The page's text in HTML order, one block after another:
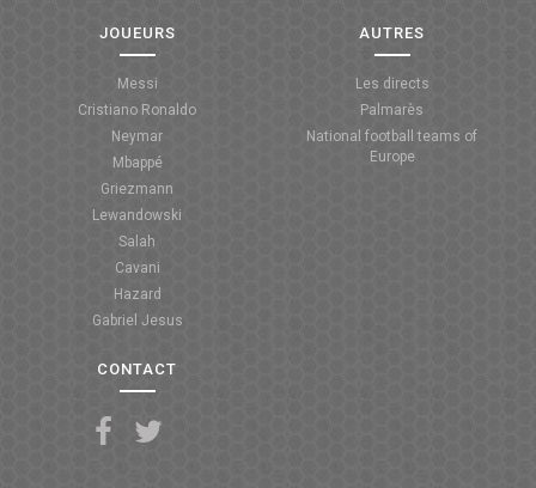
JOUEURS
Messi
Cristiano Ronaldo
Neymar
Mbappé
Griezmann
Lewandowski
Salah
Cavani
Hazard
Gabriel Jesus
AUTRES
Les directs
Palmarès
National football teams of
Europe
CONTACT